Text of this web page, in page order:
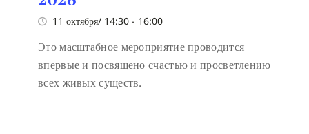
11 октября/ 14:30 - 16:00
Это масштабное мероприятие проводится
впервые и посвящено счастью и просветлению
всех живых существ.